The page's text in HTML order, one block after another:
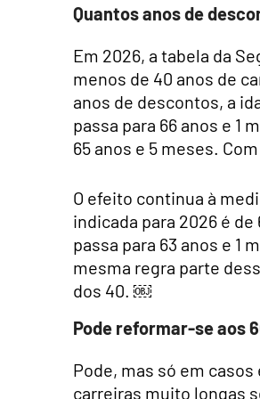
Quantos anos de
Em 2026, a tabela da
menos de 40 anos de
anos de descontos, a
passa para 66 anos e 1
65 anos e 5 meses.
O efeito continua à
indicada para 2026 é de
passa para 63 anos e 1
mesma regra parte
dos 40. ￼
Pode reformar-se aos
Pode, mas só em
carreiras muito longas